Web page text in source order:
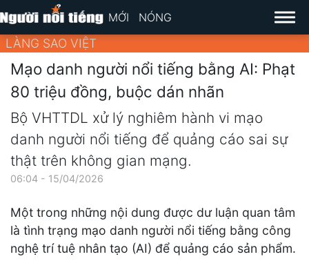
MỚI NÓNG
LÀNG SAO VIỆT
Mạo danh người nổi tiếng bằng AI: Phạt
80 triệu đồng, buộc dán nhãn
Bộ VHTTDL xử lý nghiêm hành vi mạo
danh người nổi tiếng để quảng cáo sai sự
thật trên không gian mạng.
06:04 - 15/04/2026
Một trong những nội dung được dư luận quan tâm
là tình trạng mạo danh người nổi tiếng bằng công
nghệ trí tuệ nhân tạo (AI) để quảng cáo sản phẩm.